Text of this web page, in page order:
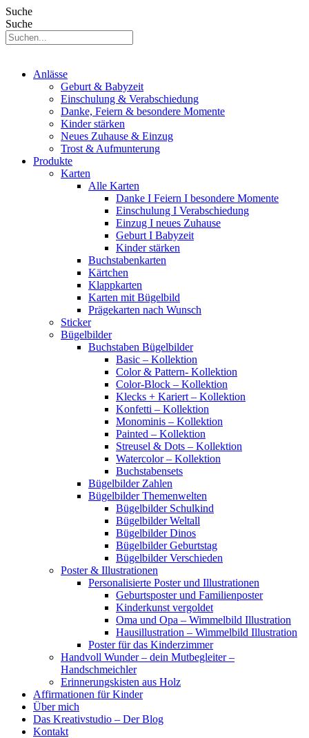
Suche
Suche
Anlässe
Geburt & Babyzeit
Einschulung & Verabschiedung
Danke, Feiern & besondere Momente
Kinder stärken
Neues Zuhause & Einzug
Trost & Aufmunterung
Produkte
Karten
Alle Karten
Danke I Feiern I besondere Momente
Einschulung I Verabschiedung
Einzug I neues Zuhause
Geburt I Babyzeit
Kinder stärken
Buchstabenkarten
Kärtchen
Klappkarten
Karten mit Bügelbild
Prägekarten nach Wunsch
Sticker
Bügelbilder
Buchstaben Bügelbilder
Basic – Kollektion
Color & Pattern- Kollektion
Color-Block – Kollektion
Klecks + Kariert – Kollektion
Konfetti – Kollektion
Monominis – Kollektion
Painted – Kollektion
Streusel & Dots – Kollektion
Watercolor – Kollektion
Buchstabensets
Bügelbilder Zahlen
Bügelbilder Themenwelten
Bügelbilder Schulkind
Bügelbilder Weltall
Bügelbilder Dinos
Bügelbilder Geburtstag
Bügelbilder Verschieden
Poster & Illustrationen
Personalisierte Poster und Illustrationen
Geburtsposter und Familienposter
Kinderkunst vergoldet
Oma und Opa – Wimmelbild Illustration
Hausillustration – Wimmelbild Illustration
Poster für das Kinderzimmer
Handvoll Wunder – dein Mutbegleiter –
Handschmeichler
Erinnerungskisten aus Holz
Affirmationen für Kinder
Über mich
Das Kreativstudio – Der Blog
Kontakt